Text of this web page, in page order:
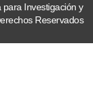
Investigación y
Reservados